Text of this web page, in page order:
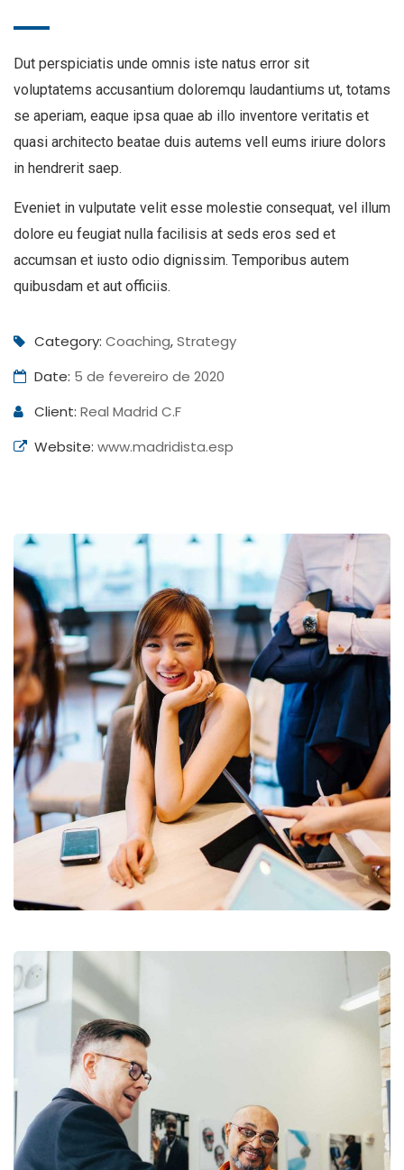
Dut perspiciatis unde omnis iste natus error sit
voluptatems accusantium doloremqu laudantiums ut, totams
se aperiam, eaque ipsa quae ab illo inventore veritatis et
quasi architecto beatae duis autems vell eums iriure dolors
in hendrerit saep.
Eveniet in vulputate velit esse molestie consequat, vel illum
dolore eu feugiat nulla facilisis at seds eros sed et
accumsan et iusto odio dignissim. Temporibus autem
quibusdam et aut officiis.
Category: Coaching,Strategy
Date: 5 de fevereiro de 2020
Client: Real Madrid C.F
Website: www.madridista.esp
Business Growth
Branding Strategy